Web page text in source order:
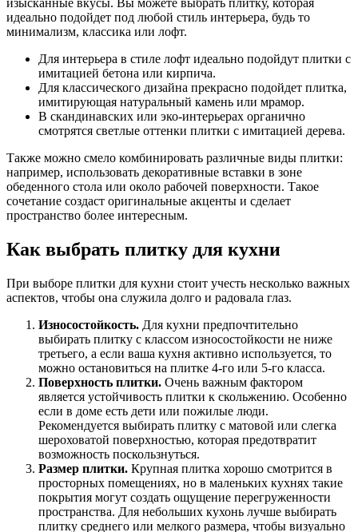
изысканные вкусы. Вы можете выбрать плитку, которая
идеально подойдет под любой стиль интерьера, будь то
минимализм, классика или лофт.
Для интерьера в стиле лофт идеально подойдут плитки с
имитацией бетона или кирпича.
Для классического дизайна прекрасно подойдет плитка,
имитирующая натуральный камень или мрамор.
В скандинавских или эко-интерьерах органично
смотрятся светлые оттенки плитки с имитацией дерева.
Также можно смело комбинировать различные виды плитки:
например, использовать декоративные вставки в зоне
обеденного стола или около рабочей поверхности. Такое
сочетание создаст оригинальные акценты и сделает
пространство более интересным.
Как выбрать плитку для кухни
При выборе плитки для кухни стоит учесть несколько важных
аспектов, чтобы она служила долго и радовала глаз.
Износостойкость. Для кухни предпочтительно
выбирать плитку с классом износостойкости не ниже
третьего, а если ваша кухня активно используется, то
можно остановиться на плитке 4-го или 5-го класса.
Поверхность плитки. Очень важным фактором
является устойчивость плитки к скольжению. Особенно
если в доме есть дети или пожилые люди.
Рекомендуется выбирать плитку с матовой или слегка
шероховатой поверхностью, которая предотвратит
возможность поскользнуться.
Размер плитки. Крупная плитка хорошо смотрится в
просторных помещениях, но в маленьких кухнях такие
покрытия могут создать ощущение перегруженности
пространства. Для небольших кухонь лучше выбирать
плитку среднего или мелкого размера, чтобы визуально